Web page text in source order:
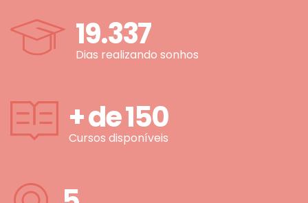
19.337
Dias realizando sonhos
+ de150
Cursos disponíveis